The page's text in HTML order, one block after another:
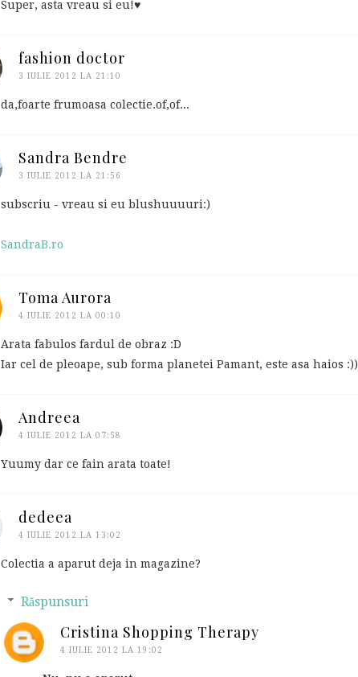
Super, asta vreau si eu!♥
fashion doctor
3 IULIE 2012 LA 21:10
da,foarte frumoasa colectie.of,of...
Sandra Bendre
3 IULIE 2012 LA 21:56
subscriu - vreau si eu blushuuuuri:)
SandraB.ro
Toma Aurora
4 IULIE 2012 LA 00:10
Arata fabulos fardul de obraz :D
Iar cel de pleoape, sub forma planetei Pamant, este asa haios :))
Andreea
4 IULIE 2012 LA 07:58
Yuumy dar ce fain arata toate!
dedeea
4 IULIE 2012 LA 13:02
Colectia a aparut deja in magazine?
Răspunsuri
Cristina Shopping Therapy
4 IULIE 2012 LA 19:02